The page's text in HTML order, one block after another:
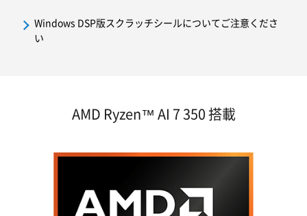
Windows DSP版スクラッチシールについてご注意くださ
い
AMD Ryzen™ AI 7 350 搭載